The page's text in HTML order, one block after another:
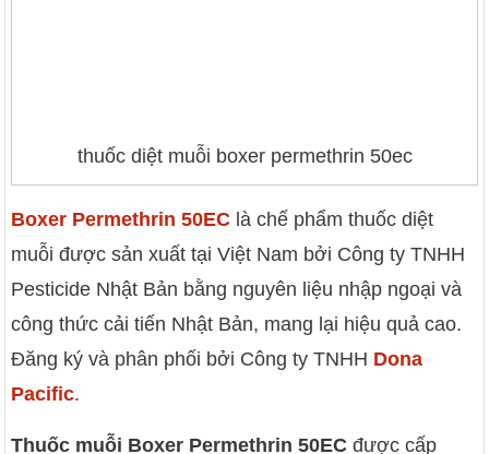
thuốc diệt muỗi boxer permethrin 50ec
Boxer Permethrin 50EC là chế phẩm thuốc diệt
muỗi được sản xuất tại Việt Nam bởi Công ty TNHH
Pesticide Nhật Bản bằng nguyên liệu nhập ngoại và
công thức cải tiến Nhật Bản, mang lại hiệu quả cao.
Đăng ký và phân phối bởi Công ty TNHH Dona
Pacific.
Thuốc muỗi Boxer Permethrin 50EC được cấp